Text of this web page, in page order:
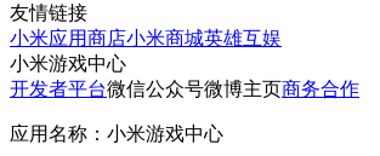
友情链接
小米应用商店小米商城英雄互娱
小米游戏中心
开发者平台微信公众号微博主页商务合作
应用名称：小米游戏中心